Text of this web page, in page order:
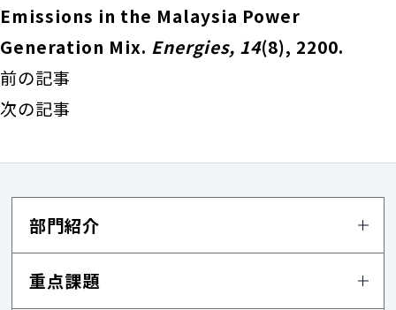
Emissions in the Malaysia Power
Generation Mix. Energies, 14(8), 2200.
前の記事
次の記事
部門紹介
重点課題